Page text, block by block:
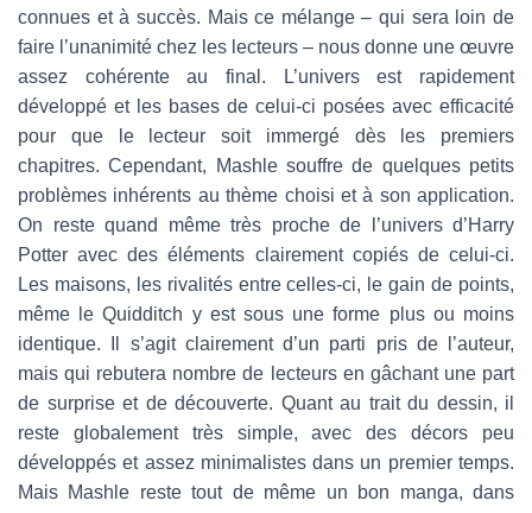
connues et à succès. Mais ce mélange – qui sera loin de
faire l’unanimité chez les lecteurs – nous donne une œuvre
assez cohérente au final. L’univers est rapidement
développé et les bases de celui-ci posées avec efficacité
pour que le lecteur soit immergé dès les premiers
chapitres. Cependant, Mashle souffre de quelques petits
problèmes inhérents au thème choisi et à son application.
On reste quand même très proche de l’univers d’Harry
Potter avec des éléments clairement copiés de celui-ci.
Les maisons, les rivalités entre celles-ci, le gain de points,
même le Quidditch y est sous une forme plus ou moins
identique. Il s’agit clairement d’un parti pris de l’auteur,
mais qui rebutera nombre de lecteurs en gâchant une part
de surprise et de découverte. Quant au trait du dessin, il
reste globalement très simple, avec des décors peu
développés et assez minimalistes dans un premier temps.
Mais Mashle reste tout de même un bon manga, dans